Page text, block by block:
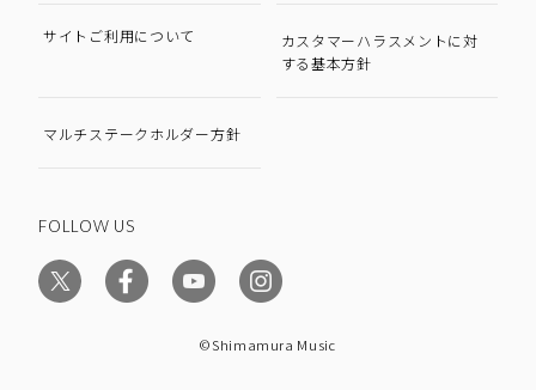
サイトご利用について
カスタマーハラスメントに対
する基本方針
マルチステークホルダー方針
FOLLOW US
©Shimamura Music